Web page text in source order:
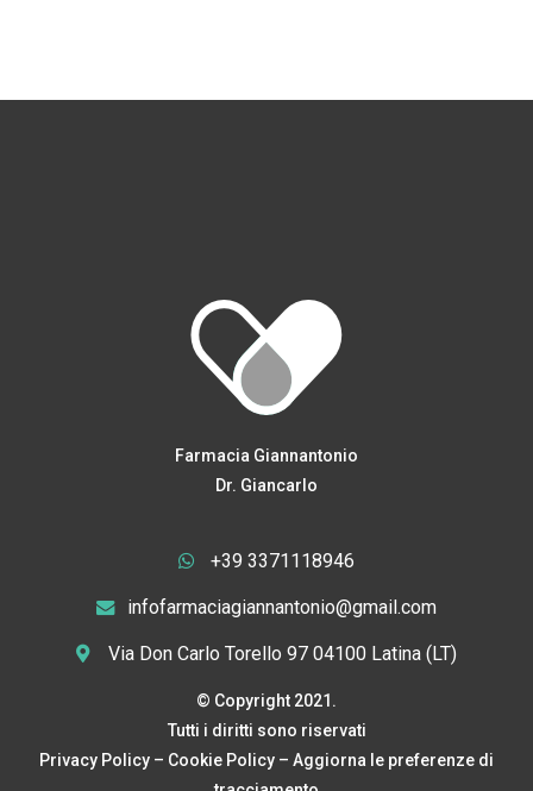
Farmacia Giannantonio
Dr. Giancarlo
+39 3371118946
infofarmaciagiannantonio@gmail.com
Via Don Carlo Torello 97 04100 Latina (LT)
© Copyright 2021.
Tutti i diritti sono riservati
Privacy Policy – Cookie Policy – Aggiorna le preferenze di